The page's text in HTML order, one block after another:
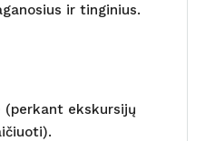
ir tinginius.
(perkant ekskursijų